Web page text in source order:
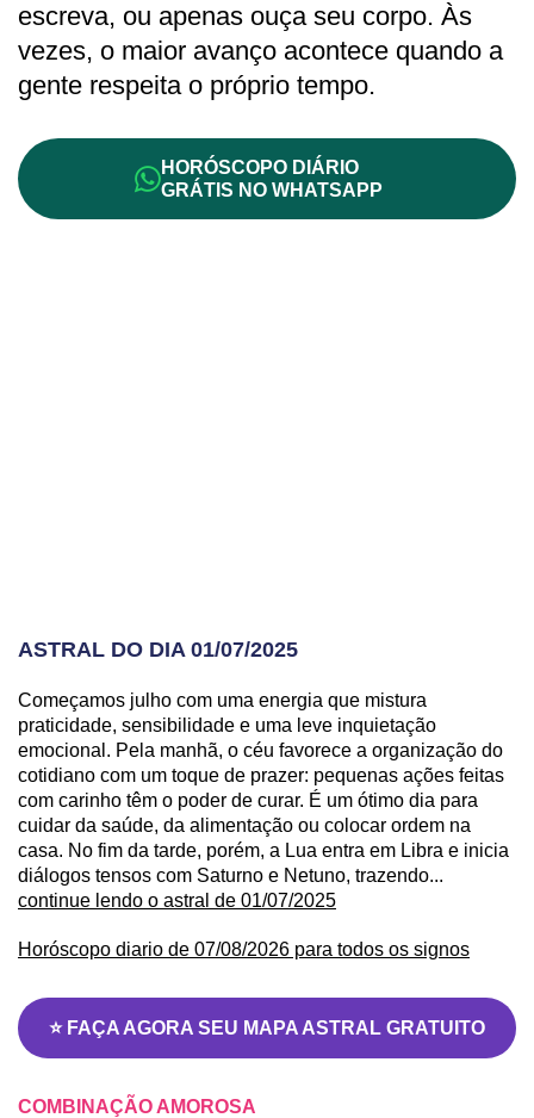
escreva, ou apenas ouça seu corpo. Às
vezes, o maior avanço acontece quando a
gente respeita o próprio tempo.
HORÓSCOPO DIÁRIO
GRÁTIS NO WHATSAPP
ASTRAL DO DIA 01/07/2025
Começamos julho com uma energia que mistura
praticidade, sensibilidade e uma leve inquietação
emocional. Pela manhã, o céu favorece a organização do
cotidiano com um toque de prazer: pequenas ações feitas
com carinho têm o poder de curar. É um ótimo dia para
cuidar da saúde, da alimentação ou colocar ordem na
casa. No fim da tarde, porém, a Lua entra em Libra e inicia
diálogos tensos com Saturno e Netuno, trazendo...
continue lendo o astral de 01/07/2025
Horóscopo diario de 07/08/2026 para todos os signos
⭐ FAÇA AGORA SEU MAPA ASTRAL GRATUITO
COMBINAÇÃO AMOROSA